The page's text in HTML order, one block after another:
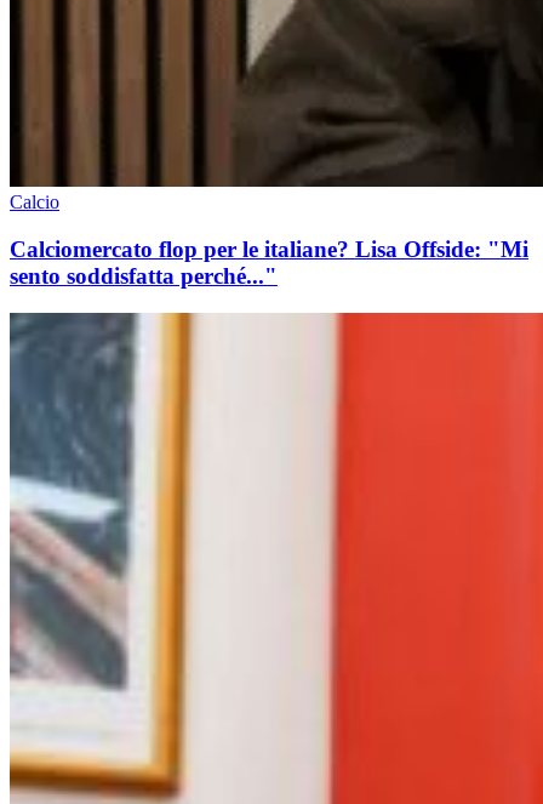
Calcio
Calciomercato flop per le italiane? Lisa Offside: "Mi
sento soddisfatta perché..."